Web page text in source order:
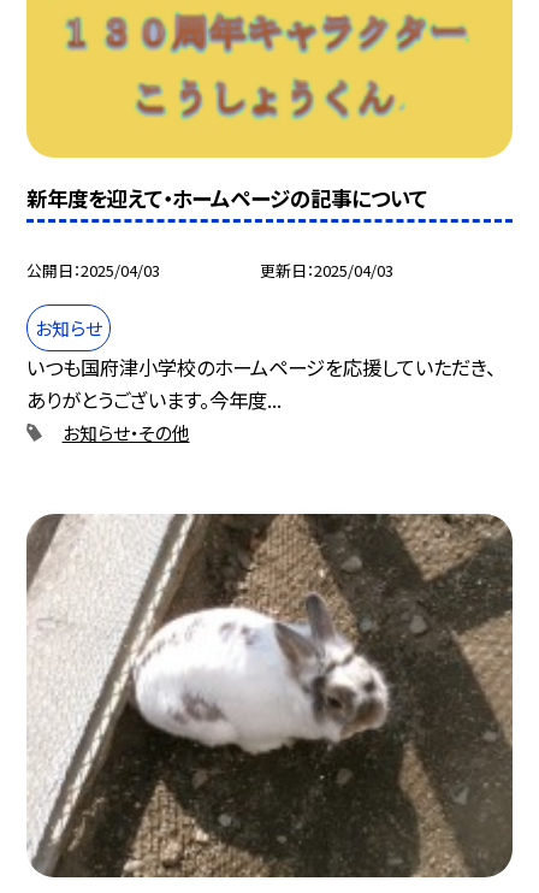
新年度を迎えて・ホームページの記事について
公開日 2025/04/03 更新日 2025/04/03
お知らせ
いつも国府津小学校のホームページを応援していただき、
ありがとうございます。今年度...
お知らせ・その他